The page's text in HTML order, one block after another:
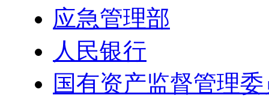
应急管理部
人民银行
国有资产监督管理